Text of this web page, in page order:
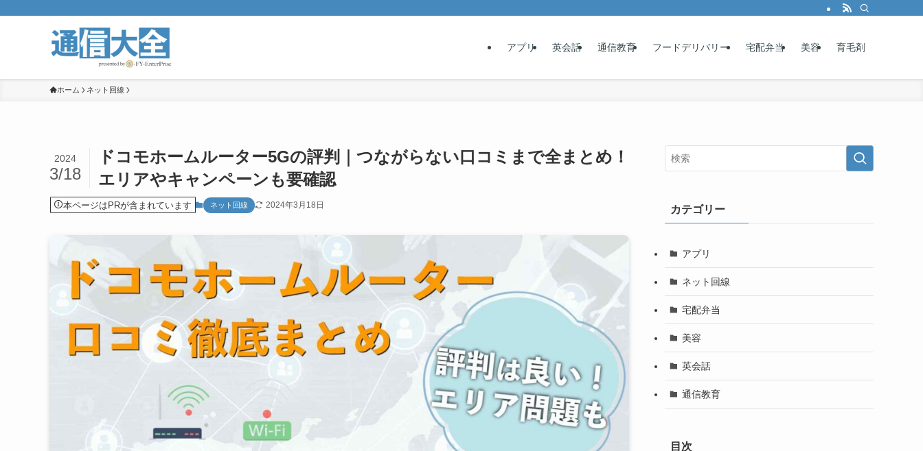
アプリ 英会話 通信教育 フードデリバリー 宅配弁当 美容 育毛剤
ホーム ネット回線
ドコモホームルーター5Gの評判｜つながらない口コミまで全まとめ！
エリアやキャンペーンも要確認
2024
3/18
本ページはPRが含まれています ネット回線 2024年3月18日 カテゴリー
アプリ
ネット回線
宅配弁当
美容
英会話
通信教育
目次